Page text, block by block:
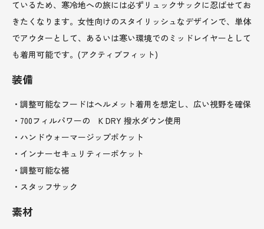
ているため、寒冷地への旅には必ずリュックサックに忍ばせてお
きたくなります。女性向けのスタイリッシュなデザインで、単体
でアウターとして、あるいは寒い環境でのミッドレイヤーとして
も着用可能です。(アクティブフィット)
装備
・調整可能なフードはヘルメット着用を想定し、広い視野を確保
・700フィルパワーの K DRY 撥水ダウン使用
・ハンドウォーマージップポケット
・インナーセキュリティーポケット
・調整可能な裾
・スタッフサック
素材